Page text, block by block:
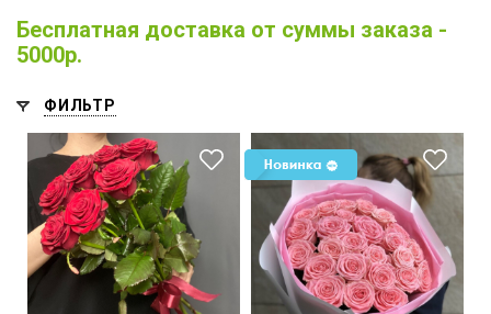
Бесплатная доставка от суммы заказа -
5000р.
ФИЛЬТР
50 см 20 см